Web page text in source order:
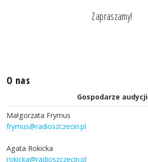
Zapraszamy!
O nas
Gospodarze audycji
Małgorzata Frymus
frymus@radioszczecin.pl
Agata Rokicka
rokicka@radioszczecin.pl